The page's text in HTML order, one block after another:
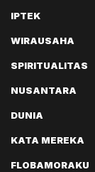
IPTEK
WIRAUSAHA
SPIRITUALITAS
NUSANTARA
DUNIA
KATA MEREKA
FLOBAMORAKU